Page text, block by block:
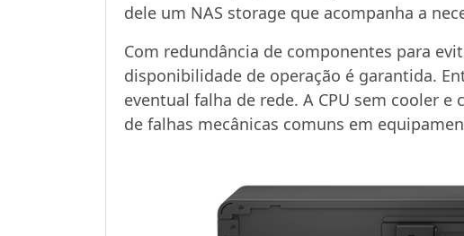
dele um NAS storage que acompanha a
Com redundância de componentes para
disponibilidade de operação é garantida.
eventual falha de rede. A CPU sem cooler
de falhas mecânicas comuns em